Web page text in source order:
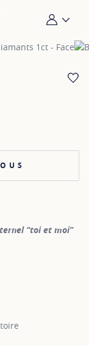
Mon
“toi et moi”